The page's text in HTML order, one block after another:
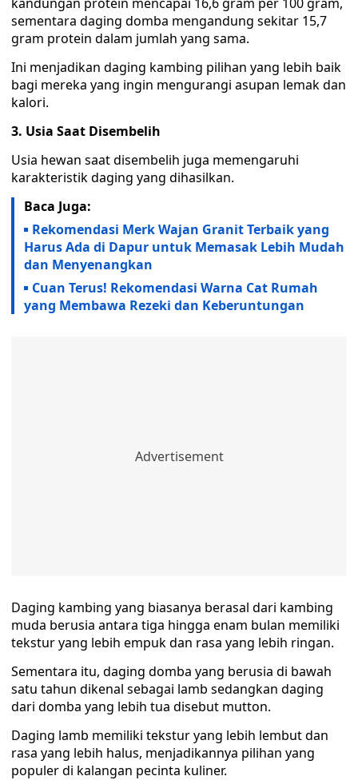
sementara daging domba mengandung sekitar 15,7
gram protein dalam jumlah yang sama.
Ini menjadikan daging kambing pilihan yang lebih baik
bagi mereka yang ingin mengurangi asupan lemak dan
kalori.
3. Usia Saat Disembelih
Usia hewan saat disembelih juga memengaruhi
karakteristik daging yang dihasilkan.
Baca Juga:
Rekomendasi Merk Wajan Granit Terbaik yang
Harus Ada di Dapur untuk Memasak Lebih Mudah
dan Menyenangkan
Cuan Terus! Rekomendasi Warna Cat Rumah
yang Membawa Rezeki dan Keberuntungan
Daging kambing yang biasanya berasal dari kambing
muda berusia antara tiga hingga enam bulan memiliki
tekstur yang lebih empuk dan rasa yang lebih ringan.
Sementara itu, daging domba yang berusia di bawah
satu tahun dikenal sebagai lamb sedangkan daging
dari domba yang lebih tua disebut mutton.
Daging lamb memiliki tekstur yang lebih lembut dan
rasa yang lebih halus, menjadikannya pilihan yang
populer di kalangan pecinta kuliner.